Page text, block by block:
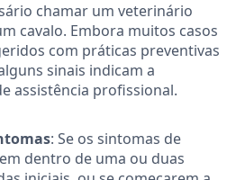
chamar um veterinário
cavalo. Embora muitos casos
com práticas preventivas
sinais indicam a
assistência profissional.
: Se os sintomas de
dentro de uma ou duas